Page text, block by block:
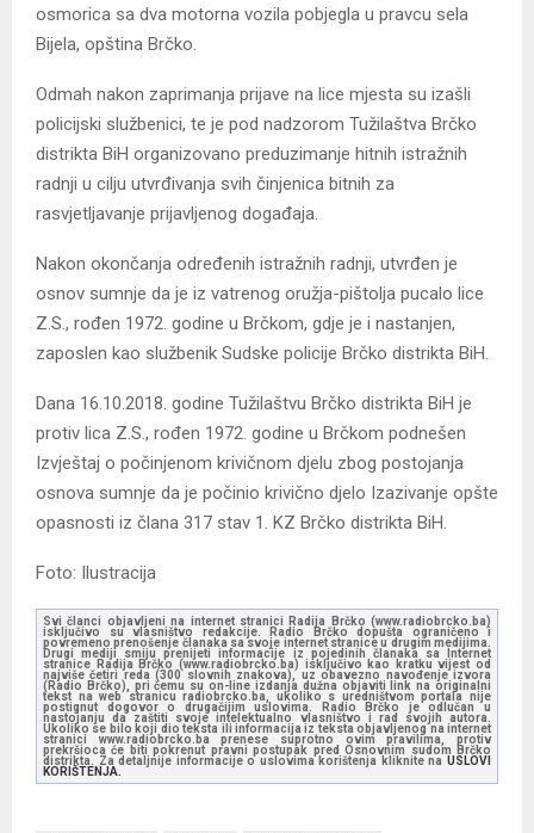
osmorica sa dva motorna vozila pobjegla u pravcu sela
Bijela, opština Brčko.
Odmah nakon zaprimanja prijave na lice mjesta su izašli
policijski službenici, te je pod nadzorom Tužilaštva Brčko
distrikta BiH organizovano preduzimanje hitnih istražnih
radnji u cilju utvrđivanja svih činjenica bitnih za
rasvjetljavanje prijavljenog događaja.
Nakon okončanja određenih istražnih radnji, utvrđen je
osnov sumnje da je iz vatrenog oružja-pištolja pucalo lice
Z.S., rođen 1972. godine u Brčkom, gdje je i nastanjen,
zaposlen kao službenik Sudske policije Brčko distrikta BiH.
Dana 16.10.2018. godine Tužilaštvu Brčko distrikta BiH je
protiv lica Z.S., rođen 1972. godine u Brčkom podnešen
Izvještaj o počinjenom krivičnom djelu zbog postojanja
osnova sumnje da je počinio krivično djelo Izazivanje opšte
opasnosti iz člana 317 stav 1. KZ Brčko distrikta BiH.
Foto: Ilustracija
Svi članci objavljeni na internet stranici Radija Brčko (www.radiobrcko.ba)
isključivo su vlasništvo redakcije. Radio Brčko dopušta ograničeno i
povremeno prenošenje članaka sa svoje internet stranice u drugim medijima.
Drugi mediji smiju prenijeti informacije iz pojedinih članaka sa Internet
stranice Radija Brčko (www.radiobrcko.ba) isključivo kao kratku vijest od
najviše četiri reda (300 slovnih znakova), uz obavezno navođenje izvora
(Radio Brčko), pri čemu su on-line izdanja dužna objaviti link na originalni
tekst na web stranicu radiobrcko.ba, ukoliko s uredništvom portala nije
postignut dogovor o drugačijim uslovima. Radio Brčko je odlučan u
nastojanju da zaštiti svoje intelektualno vlasništvo i rad svojih autora.
Ukoliko se bilo koji dio teksta ili informacija iz teksta objavljenog na internet
stranici www.radiobrcko.ba prenese suprotno ovim pravilima, protiv
prekršioca će biti pokrenut pravni postupak pred Osnovnim sudom Brčko
distrikta. Za detaljnije informacije o uslovima korištenja kliknite na USLOVI
KORIŠTENJA.